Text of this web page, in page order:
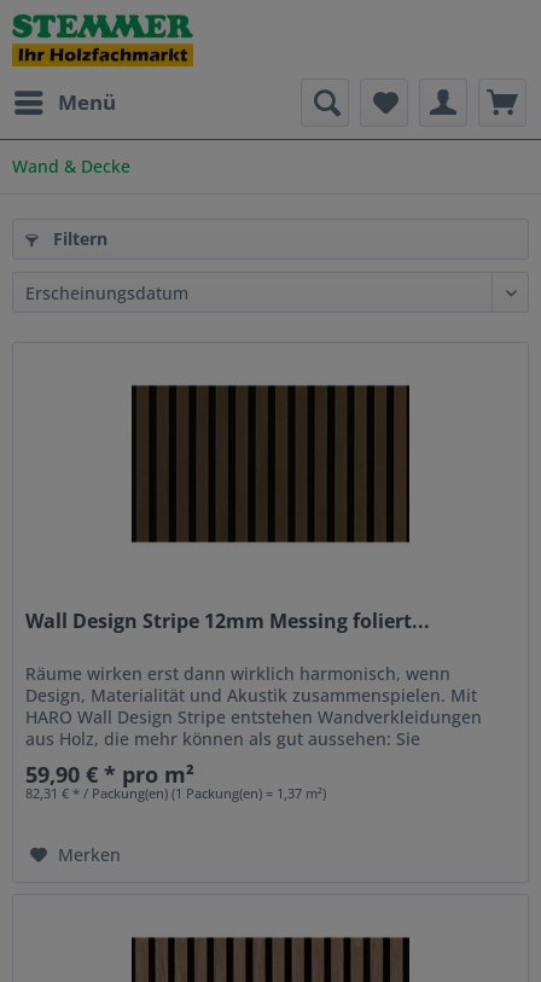
Menü
Wand & Decke
Filtern
Wall Design Stripe 12mm Messing foliert...
Räume wirken erst dann wirklich harmonisch, wenn
Design, Materialität und Akustik zusammenspielen. Mit
HARO Wall Design Stripe entstehen Wandverkleidungen
aus Holz, die mehr können als gut aussehen: Sie
strukturieren Räume, setzen...
59,90 € * pro m²
82,31 € * / Packung(en) (1 Packung(en) = 1,37 m²)
Merken